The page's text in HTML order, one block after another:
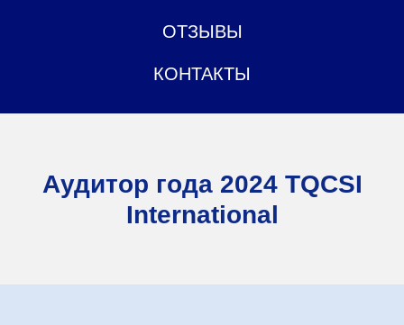
ОТЗЫВЫ
КОНТАКТЫ
Аудитор года 2024 TQCSI
International